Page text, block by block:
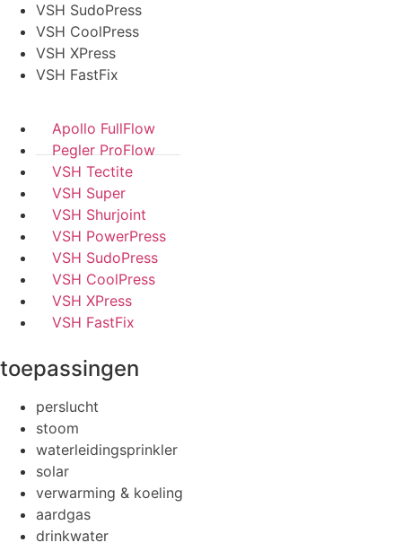
VSH SudoPress
VSH CoolPress
VSH XPress
VSH FastFix
Apollo FullFlow
Pegler ProFlow
VSH Tectite
VSH Super
VSH Shurjoint
VSH PowerPress
VSH SudoPress
VSH CoolPress
VSH XPress
VSH FastFix
toepassingen
perslucht
stoom
waterleidingsprinkler
solar
verwarming & koeling
aardgas
drinkwater